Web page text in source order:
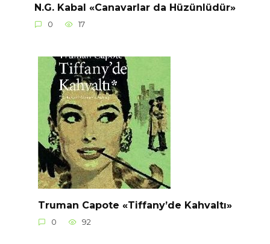
N.G. Kabal «Canavarlar da Hüzünlüdür»
0 17
Truman Capote «Tiffany’de Kahvaltı»
0 92